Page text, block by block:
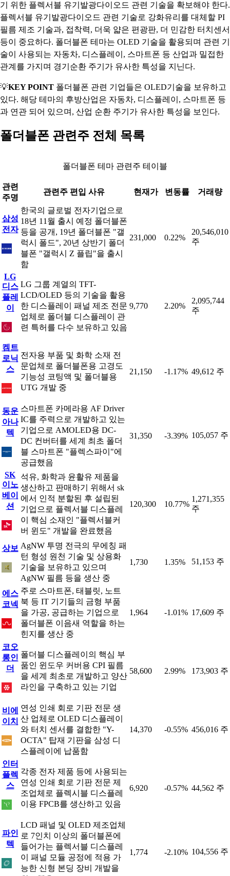
기 위한 플렉서블 유기발광다이오드 관련 기술을 확보해야 한다.
플렉서블 유기발광다이오드 관련 기술로 강화유리를 대체할 PI
필름 제조 기술과, 접착력, 더욱 얇은 편광판, 더 민감한 터치센서
등이 중요하다. 폴더블폰 테마는 OLED 기술을 활용되며 관련 기
술이 사용되는 자동차, 디스플레이, 스마트폰 등 산업과 밀접한
관계를 가지며 경기순환 주기가 유사한 특성을 지닌다.
💡KEY POINT 폴더블폰 관련 기업들은 OLED기술을 보유하고
있다. 해당 테마의 후방산업은 자동차, 디스플레이, 스마트폰 등
과 연관 되어 있으며, 산업 순환 주기가 유사한 특성을 보인다.
폴더블폰 관련주 전체 목록
폴더블폰 테마 관련주 테이블
관련
주명
관련주 편입 사유 현재가 변동률 거래량
삼성
전자
한국의 글로벌 전자기업으로
18년 11월 출시 예정 폴더블폰
등을 공개, 19년 폴더블폰 "갤
럭시 폴드", 20년 상반기 폴더
블폰 "갤럭시 Z 플립"을 출시
함
231,000 0.22%
20,546,010
주
LG
디스
플레
이
LG 그룹 계열의 TFT-
LCD/OLED 등의 기술을 활용
한 디스플레이 패널 제조 전문
업체로 폴더블 디스플레이 관
련 특허를 다수 보유하고 있음
9,770 2.20%
2,095,744
주
켐트
로닉
스
전자용 부품 및 화학 소재 전
문업체로 폴더블폰용 고경도
기능성 코팅액 및 폴더블용
UTG 개발 중
21,150 -1.17% 49,612 주
동운
아나
텍
스마트폰 카메라용 AF Driver
IC를 주력으로 개발하고 있는
기업으로 AMOLED용 DC-
DC 컨버터를 세계 최초 폴더
블 스마트폰 "플렉스파이"에
공급했음
31,350 -3.39% 105,057 주
SK
이노
베이
션
석유, 화학과 윤활유 제품을
생산하고 판매하기 위해서 sk
에서 인적 분할된 후 설립된
기업으로 플렉서블 디스플레
이 핵심 소재인 "플렉서블커
버 윈도" 개발을 완료했음
120,300 10.77%
1,271,355
주
상보 AgNW 투명 전극의 무에칭 패
턴 형성 원천 기술 및 상용화
기술을 보유하고 있으며
AgNW 필름 등을 생산 중
1,730 1.35% 51,153 주
에스
코넥
주로 스마트폰, 태블릿, 노트
북 등 IT 기기들의 금형 부품
을 가공, 공급하는 기업으로
폴더블폰 이음새 역할을 하는
힌지를 생산 중
1,964 -1.01% 17,609 주
코오
롱인
더
폴더블 디스플레이의 핵심 부
품인 윈도우 커버용 CPI 필름
을 세계 최초로 개발하고 양산
라인을 구축하고 있는 기업
58,600 2.99% 173,903 주
비에
이치
연성 인쇄 회로 기판 전문 생
산 업체로 OLED 디스플레이
와 터치 센서를 결합한 "Y-
OCTA" 탑재 기판을 삼성 디
스플레이에 납품함
14,370 -0.55% 456,016 주
인터
플렉
스
각종 전자 제품 등에 사용되는
연성 인쇄 회로 기판 전문 제
조업체로 플렉시블 디스플레
이용 FPCB를 생산하고 있음
6,920 -0.57% 44,562 주
파인
텍
LCD 패널 및 OLED 제조업체
로 7인치 이상의 폴더블폰에
들어가는 플렉서블 디스플레
이 패널 모듈 공정에 적용 가
능한 신형 본딩 장비 개발을
1,774 -2.10% 104,556 주